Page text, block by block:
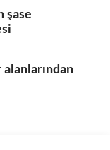
şase